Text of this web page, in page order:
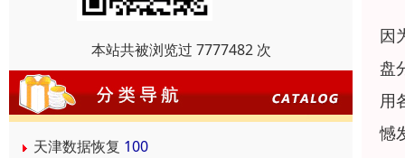
本站共被浏览过 7777482 次
天津数据恢复 100
因
盘
用
憾